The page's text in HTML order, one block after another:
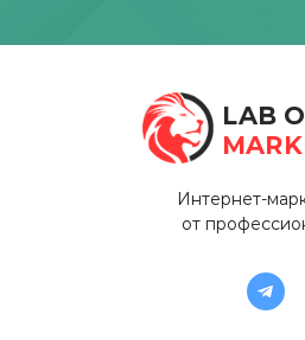
LAB
Интернет-
от